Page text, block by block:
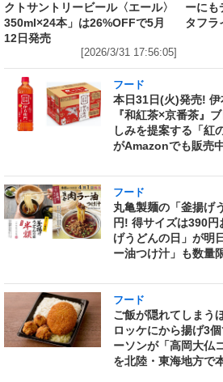
クトサントリービール〈エール〉
350ml×24本」は26%OFFで5月
12日発売
[2026/3/31 17:56:05]
ーにも
タフラ
フード
本日31日(火)発売!
『和紅茶×京番茶』
しみを提案する「紅
がAmazonでも販売
フード
丸亀製麺の「釜揚げ
円! 得サイズは390
げうどんの日」が明
ー油つけ汁」も数量
フード
ご飯が隠れてしまう
ロッケにから揚げ3
ーソンが「高岡大仏
を北陸・東海地方で